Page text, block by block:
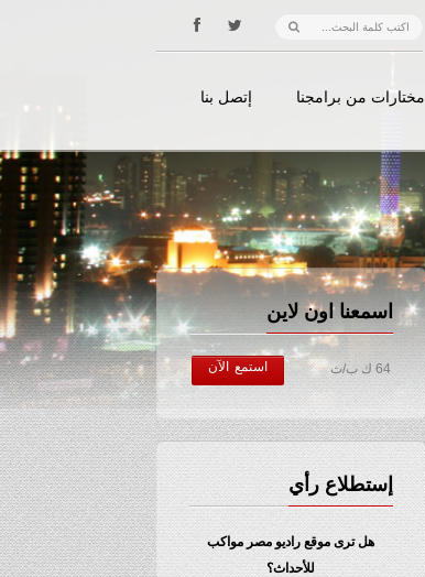
مختارات من برامجنا إتصل بنا
اسمعنا اون لاين
64 ك ب/ث استمع الآن
إستطلاع رأي
هل ترى موقع راديو مصر مواكب
للأحداث؟